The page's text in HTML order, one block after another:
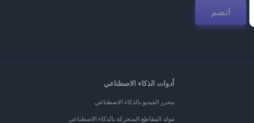
انضم
أدوات الذكاء الاصطناعي
محرر الفيديو بالذكاء الاصطناعي
مولد المقاطع المتحركة بالذكاء الاصطناعي